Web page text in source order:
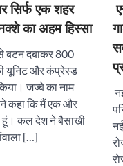
सिर्फ एक शहर
का अहम हिस्सा
बटन दबाकर 800
यूनिट और कंप्रेस्ड
जज्बे का नाम
ने कहा कि मैं एक और
हूं। कल देश ने बैसाखी
[…]